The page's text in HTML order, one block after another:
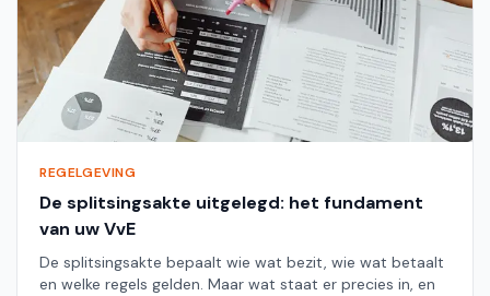
REGELGEVING
De splitsingsakte uitgelegd: het fundament
van uw VvE
De splitsingsakte bepaalt wie wat bezit, wie wat betaalt
en welke regels gelden. Maar wat staat er precies in, en